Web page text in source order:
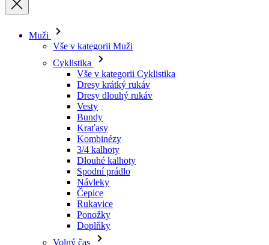
Dresy dlouhý rukáv
Vesty
Bundy
Kraťasy
Kombinézy
3/4 kalhoty
Dlouhé kalhoty
Spodní prádlo
Návleky
Čepice
Rukavice
Ponožky
Doplňky
Volný čas
Vše v kategorii Volný čas
Trička
Mikiny
Čepice